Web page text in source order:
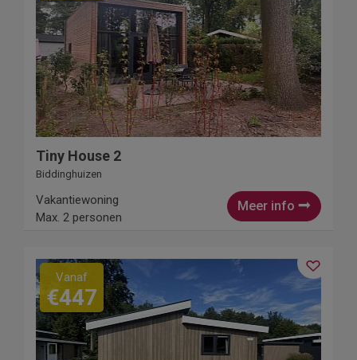
Tiny House 2
Biddinghuizen
Meer info
Vakantiewoning
Max. 2 personen
Vanaf
€447